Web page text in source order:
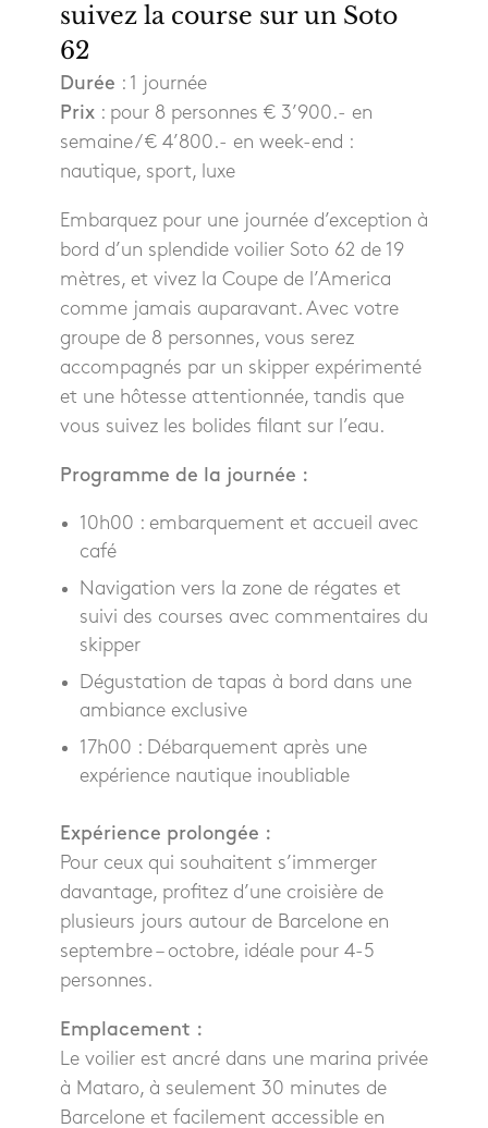
suivez la course sur un Soto
62
Durée : 1 journée
Prix : pour 8 personnes € 3’900.- en
semaine / € 4’800.- en week-end :
nautique, sport, luxe
Embarquez pour une journée d’exception à
bord d’un splendide voilier Soto 62 de 19
mètres, et vivez la Coupe de l’America
comme jamais auparavant. Avec votre
groupe de 8 personnes, vous serez
accompagnés par un skipper expérimenté
et une hôtesse attentionnée, tandis que
vous suivez les bolides filant sur l’eau.
Programme de la journée :
10h00 : embarquement et accueil avec
café
Navigation vers la zone de régates et
suivi des courses avec commentaires du
skipper
Dégustation de tapas à bord dans une
ambiance exclusive
17h00 : Débarquement après une
expérience nautique inoubliable
Expérience prolongée :
Pour ceux qui souhaitent s’immerger
davantage, profitez d’une croisière de
plusieurs jours autour de Barcelone en
septembre – octobre, idéale pour 4-5
personnes.
Emplacement :
Le voilier est ancré dans une marina privée
à Mataro, à seulement 30 minutes de
Barcelone et facilement accessible en